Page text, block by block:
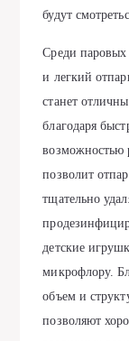
будут
Среди паровых
и легкий
станет
благодаря
возможностью
позволит
тщательно
детские
микрофлору.
объем и
позволяют